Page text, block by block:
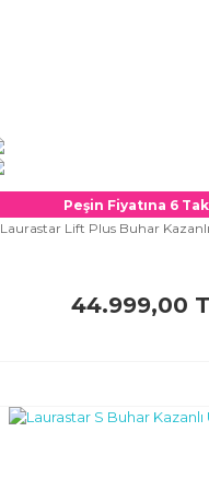
Peşin Fiyatına 6
Laurastar Lift Plus Buhar
44.999,00